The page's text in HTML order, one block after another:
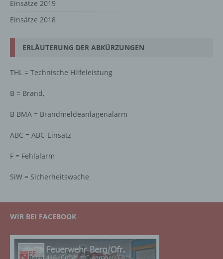
Einsätze 2019
Einsätze 2018
ERLÄUTERUNG DER ABKÜRZUNGEN
THL = Technische Hilfeleistung
B = Brand,
B BMA = Brandmeldeanlagenalarm
ABC = ABC-Einsatz
F = Fehlalarm
SiW = Sicherheitswache
WIR BEI FACEBOOK